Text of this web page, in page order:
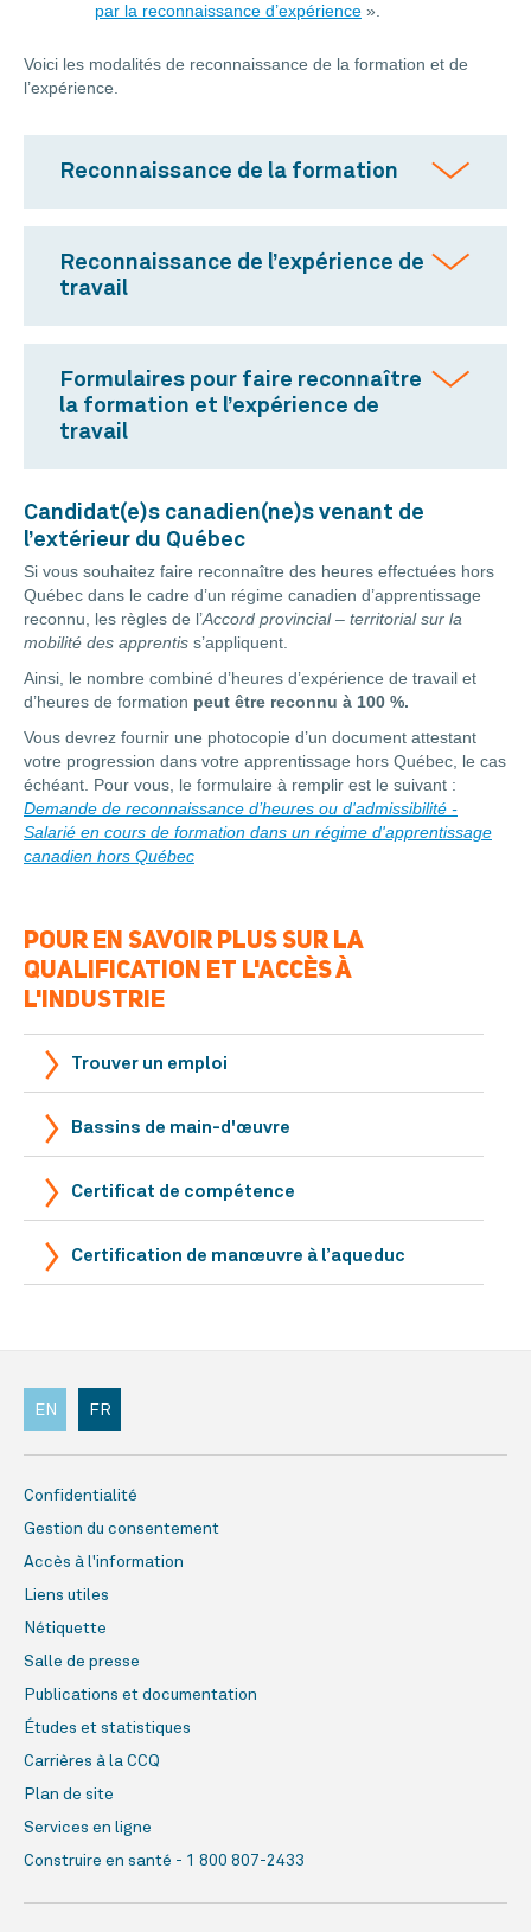
par la reconnaissance d’expérience ».
Voici les modalités de reconnaissance de la formation et de
l’expérience.
Reconnaissance de la formation
Reconnaissance de l’expérience de
travail
Formulaires pour faire reconnaître
la formation et l’expérience de
travail
Candidat(e)s canadien(ne)s venant de
l’extérieur du Québec
Si vous souhaitez faire reconnaître des heures effectuées hors
Québec dans le cadre d’un régime canadien d’apprentissage
reconnu, les règles de l’Accord provincial – territorial sur la
mobilité des apprentis s’appliquent.
Ainsi, le nombre combiné d’heures d’expérience de travail et
d’heures de formation peut être reconnu à 100 %.
Vous devrez fournir une photocopie d’un document attestant
votre progression dans votre apprentissage hors Québec, le cas
échéant. Pour vous, le formulaire à remplir est le suivant :
Demande de reconnaissance d’heures ou d'admissibilité -
Salarié en cours de formation dans un régime d'apprentissage
canadien hors Québec
POUR EN SAVOIR PLUS SUR LA
QUALIFICATION ET L'ACCÈS À
L'INDUSTRIE
Trouver un emploi
Bassins de main-d'œuvre
Certificat de compétence
Certification de manœuvre à l’aqueduc
Confidentialité
Gestion du consentement
Accès à l'information
Liens utiles
Nétiquette
Salle de presse
Publications et documentation
Études et statistiques
Carrières à la CCQ
Plan de site
Services en ligne
Construire en santé - 1 800 807-2433
EN FR